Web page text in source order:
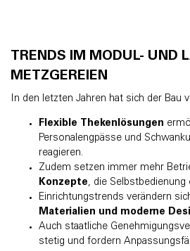
TRENDS IM MODUL- UND
METZGEREIEN
In den letzten Jahren hat sich der Bau
Flexible Thekenlösungen
Personalengpässe und
reagieren.
Zudem setzen immer mehr
Konzepte, die Selbstbedienung
Einrichtungstrends verändern
Materialien und moderne
Auch staatliche
stetig und fordern